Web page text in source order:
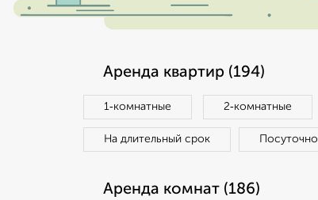
Аренда квартир (194)
1‑комнатные 2‑комнатные
На длительный срок Посуточно
Аренда комнат (186)